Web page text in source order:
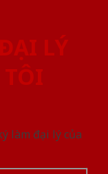
LÝ
làm đại lý của